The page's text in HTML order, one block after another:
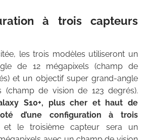
à trois capteurs
les trois modèles utiliseront un
de 12 mégapixels (champ de
et un objectif super grand-angle
(champ de vision de 123 degrés).
S10+, plus cher et haut de
d’une configuration à trois
et le troisième capteur sera un